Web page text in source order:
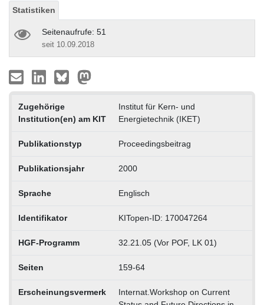
Statistiken
Seitenaufrufe: 51
seit 10.09.2018
Zugehörige
Institution(en) am KIT
Institut für Kern- und
Energietechnik (IKET)
Publikationstyp Proceedingsbeitrag
Publikationsjahr 2000
Sprache Englisch
Identifikator KITopen-ID: 170047264
HGF-Programm 32.21.05 (Vor POF, LK 01)
Seiten 159-64
Erscheinungsvermerk
Internat.Workshop on Current